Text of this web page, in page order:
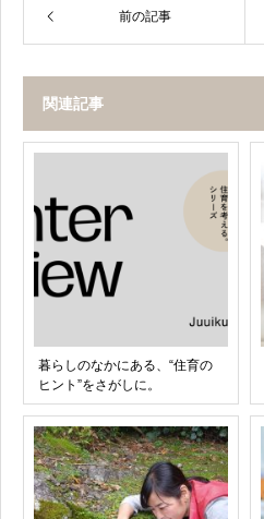
前の記事
関連記事
暮らしのなかにある、“住育の
ヒント”をさがしに。